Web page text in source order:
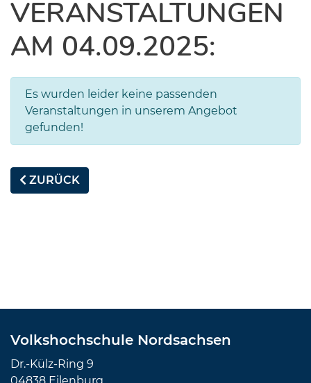
VERANSTALTUNGEN
AM 04.09.2025:
Es wurden leider keine passenden
Veranstaltungen in unserem Angebot
gefunden!
ZURÜCK
Volkshochschule Nordsachsen
Dr.-Külz-Ring 9